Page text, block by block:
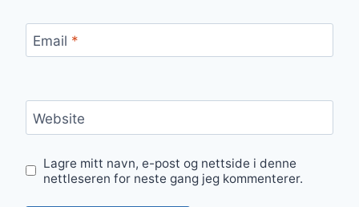
Email *
Website
Lagre mitt navn, e-post og nettside i denne
nettleseren for neste gang jeg kommenterer.